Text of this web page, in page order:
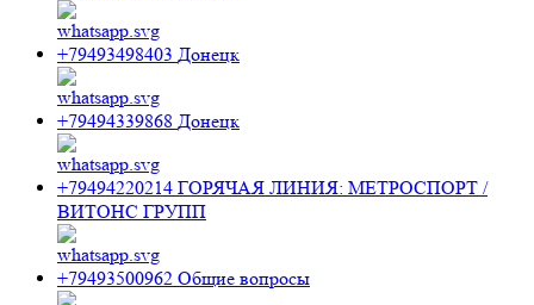
+79493498403 Донецк
+79494339868 Донецк
+79494220214 ГОРЯЧАЯ ЛИНИЯ: МЕТРОСПОРТ /
ВИТОНС ГРУПП
+79493500962 Общие вопросы